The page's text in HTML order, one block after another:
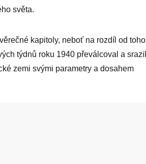
světa.
kapitoly, neboť na rozdíl od toho
týdnů roku 1940 převálcoval a srazil
zemi svými parametry a dosahem